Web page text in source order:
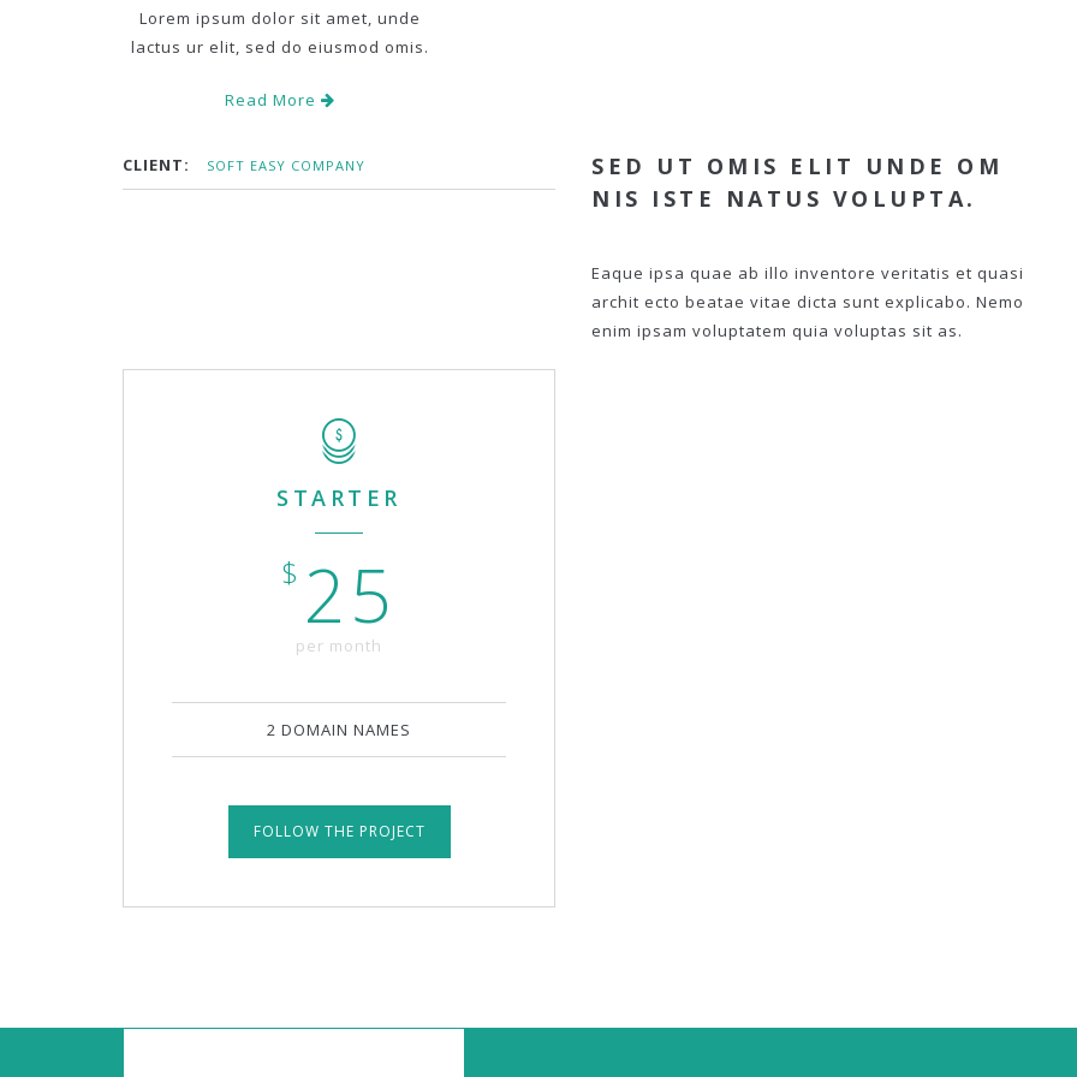
Lorem ipsum dolor sit amet, unde
lactus ur elit, sed do eiusmod omis.
Read More
CLIENT: SOFT EASY COMPANY
SED UT OMIS ELIT UNDE OM
NIS ISTE NATUS VOLUPTA.
Eaque ipsa quae ab illo inventore veritatis et quasi
archit ecto beatae vitae dicta sunt explicabo. Nemo
enim ipsam voluptatem quia voluptas sit as.
STARTER
$ 25
per month
2 DOMAIN NAMES
FOLLOW THE PROJECT